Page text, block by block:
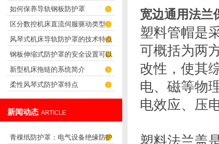
声大故障》
如何保养导轨钢板防护罩
区分数控机床直流伺服驱动类型
风琴式机床导轨防护罩的技术特点
钢板伸缩式防护罩的安全设置可以
怎么样设置？
新型机床拖链的系统简介
柔性风琴式防护罩特点
新闻动态 ARTICLE
青稞纸防护罩：电气设备绝缘防护
宽边通用法兰
塑料管帽是
可概括为两
改性，使其
电、磁等物
电效应、压
塑料法兰盖